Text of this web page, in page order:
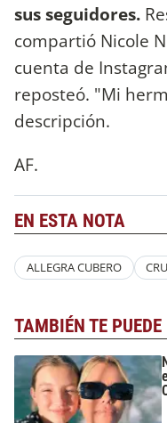
sus seguidores.
compartió Nicole
cuenta de
reposteó. "Mi
descripción.
AF.
EN ESTA NOTA
ALLEGRA CUBERO
TAMBIÉN TE